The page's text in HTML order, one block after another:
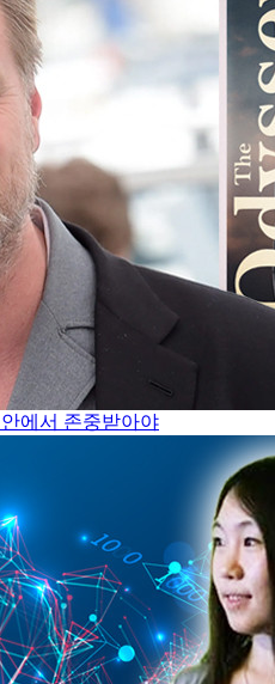
에서 존중받아야